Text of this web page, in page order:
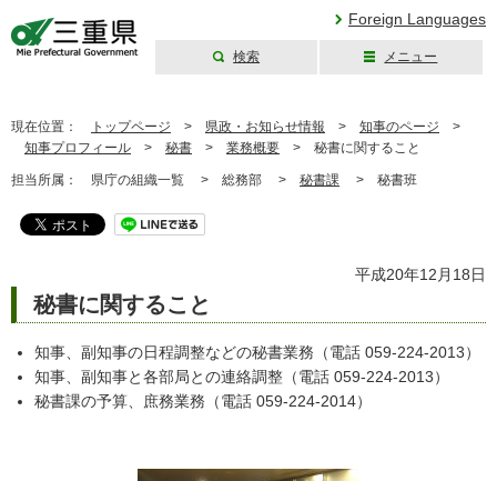
Foreign Languages
検索 メニュー
現在位置： トップページ > 県政・お知らせ情報 > 知事のページ >
知事プロフィール > 秘書 > 業務概要 > 秘書に関すること
担当所属： 県庁の組織一覧 > 総務部 > 秘書課 > 秘書班
平成20年12月18日
秘書に関すること
知事、副知事の日程調整などの秘書業務（電話 059-224-2013）
知事、副知事と各部局との連絡調整（電話 059-224-2013）
秘書課の予算、庶務業務（電話 059-224-2014）